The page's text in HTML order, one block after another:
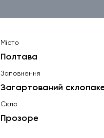
Місто
Полтава
Заповнення
Загартований
Скло
Прозоре